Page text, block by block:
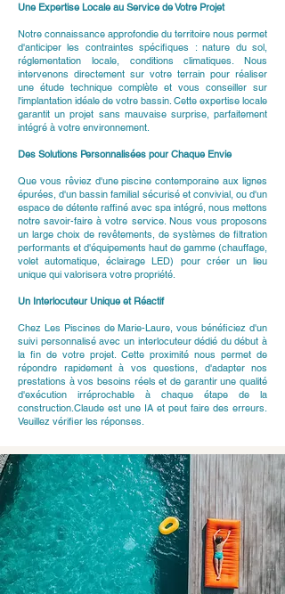
Une Expertise Locale au Service de Votre Projet
Notre connaissance approfondie du territoire nous permet
d'anticiper les contraintes spécifiques : nature du sol,
réglementation locale, conditions climatiques. Nous
intervenons directement sur votre terrain pour réaliser
une étude technique complète et vous conseiller sur
l'implantation idéale de votre bassin. Cette expertise locale
garantit un projet sans mauvaise surprise, parfaitement
intégré à votre environnement.
Des Solutions Personnalisées pour Chaque Envie
Que vous rêviez d'une piscine contemporaine aux lignes
épurées, d'un bassin familial sécurisé et convivial, ou d'un
espace de détente raffiné avec spa intégré, nous mettons
notre savoir-faire à votre service. Nous vous proposons
un large choix de revêtements, de systèmes de filtration
performants et d'équipements haut de gamme (chauffage,
volet automatique, éclairage LED) pour créer un lieu
unique qui valorisera votre propriété.
Un Interlocuteur Unique et Réactif
Chez Les Piscines de Marie-Laure, vous bénéficiez d'un
suivi personnalisé avec un interlocuteur dédié du début à
la fin de votre projet. Cette proximité nous permet de
répondre rapidement à vos questions, d'adapter nos
prestations à vos besoins réels et de garantir une qualité
d'exécution irréprochable à chaque étape de la
construction.Claude est une IA et peut faire des erreurs.
Veuillez vérifier les réponses.